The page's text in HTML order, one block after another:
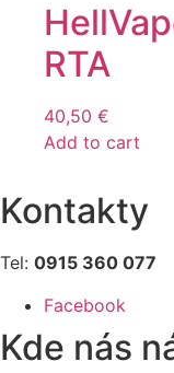
RTA
40,50 €
Add to cart
Kontakty
Tel: 0915 360 077
Facebook
Kde nás